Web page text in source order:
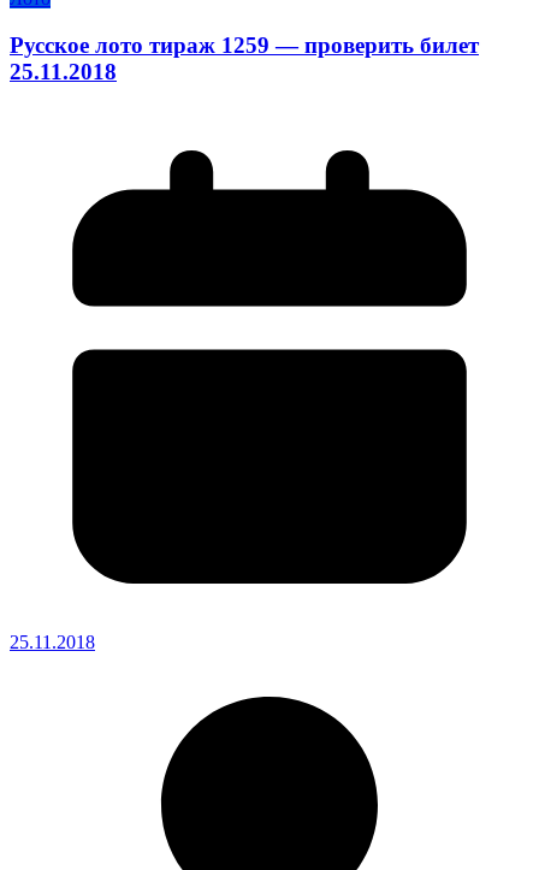
Русское лото тираж 1259 — проверить билет
25.11.2018
25.11.2018